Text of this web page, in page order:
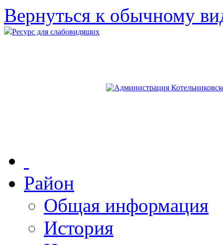
Вернуться к обычному
Ресурс для слабовидящих
Район
Общая информация
История